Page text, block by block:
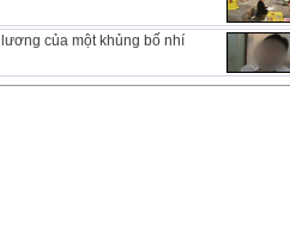
của một khủng bố nhí